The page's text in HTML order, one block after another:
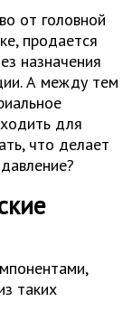
от головной
продается
назначения
А между тем
для
что делает
таких